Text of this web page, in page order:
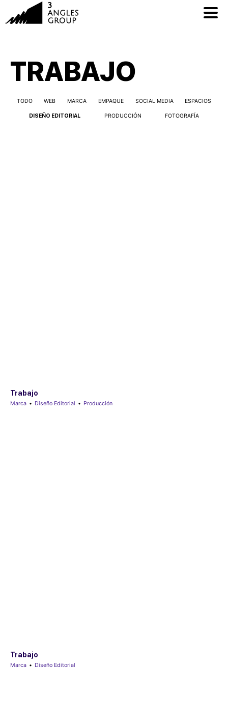
TRABAJO
TODO WEB MARCA EMPAQUE SOCIAL MEDIA ESPACIOS
DISEÑO EDITORIAL PRODUCCIÓN FOTOGRAFÍA
Trabajo
Marca • Diseño Editorial • Producción
Trabajo
Marca • Diseño Editorial